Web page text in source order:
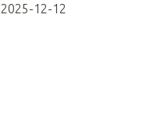
2025-12-12